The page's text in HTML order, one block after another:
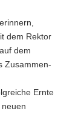
dem Rektor
dem
Zusammen-
Ernte